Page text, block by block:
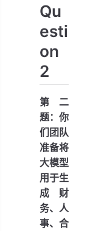
Qu
esti
on
2
第二
题：你
们团队
准备将
大模型
用于生
成财
务、人
事、合